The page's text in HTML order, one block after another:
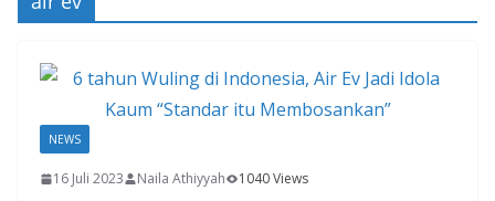
NEWS
16 Juli 2023 Naila Athiyyah 1040 Views